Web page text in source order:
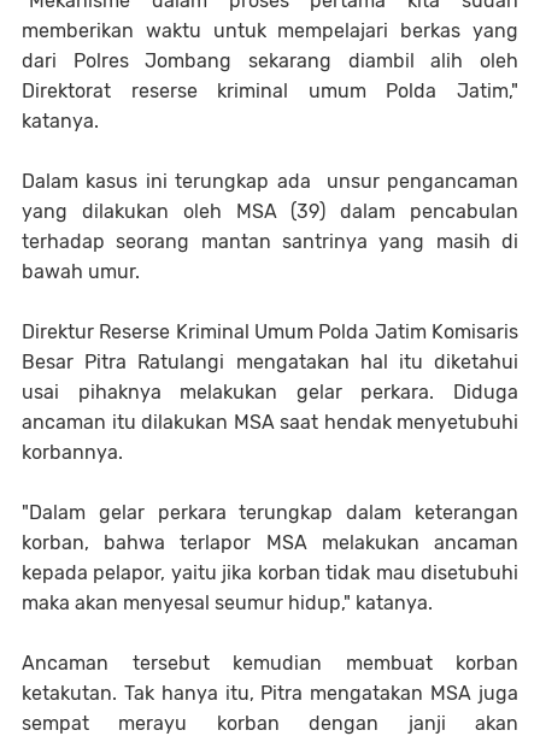
memberikan waktu untuk mempelajari berkas yang
dari Polres Jombang sekarang diambil alih oleh
Direktorat reserse kriminal umum Polda Jatim,"
katanya.
Dalam kasus ini terungkap ada unsur pengancaman
yang dilakukan oleh MSA (39) dalam pencabulan
terhadap seorang mantan santrinya yang masih di
bawah umur.
Direktur Reserse Kriminal Umum Polda Jatim Komisaris
Besar Pitra Ratulangi mengatakan hal itu diketahui
usai pihaknya melakukan gelar perkara. Diduga
ancaman itu dilakukan MSA saat hendak menyetubuhi
korbannya.
"Dalam gelar perkara terungkap dalam keterangan
korban, bahwa terlapor MSA melakukan ancaman
kepada pelapor, yaitu jika korban tidak mau disetubuhi
maka akan menyesal seumur hidup," katanya.
Ancaman tersebut kemudian membuat korban
ketakutan. Tak hanya itu, Pitra mengatakan MSA juga
sempat merayu korban dengan janji akan